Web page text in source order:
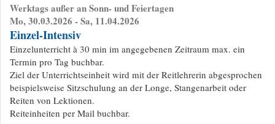
Werktags außer an Sonn- und Feiertagen
Mo, 30.03.2026 - Sa, 11.04.2026
Einzel-Intensiv
Einzelunterricht à 30 min im angegebenen Zeitraum max. ein
Termin pro Tag buchbar.
Ziel der Unterrichtseinheit wird mit der Reitlehrerin abgesprochen
beispielsweise Sitzschulung an der Longe, Stangenarbeit oder
Reiten von Lektionen.
Reiteinheiten per Mail buchbar.